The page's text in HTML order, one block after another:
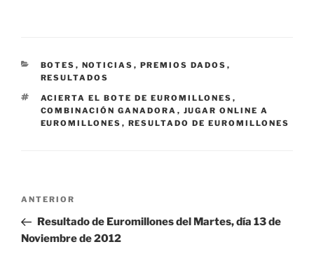
CATEGORÍAS
BOTES , NOTICIAS , PREMIOS DADOS ,
RESULTADOS
ETIQUETAS
ACIERTA EL BOTE DE EUROMILLONES ,
COMBINACIÓN GANADORA , JUGAR ONLINE A
EUROMILLONES , RESULTADO DE EUROMILLONES
Navegación
entradas
Entrada
anterior:
ANTERIOR
Resultado de Euromillones del Martes, día 13 de
Noviembre de 2012